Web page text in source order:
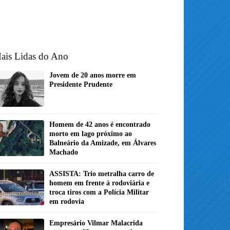
Lidas do Ano
Jovem de 20 anos morre em
Presidente Prudente
Homem de 42 anos é encontrado
morto em lago próximo ao
Balneário da Amizade, em Álvares
Machado
ASSISTA: Trio metralha carro de
homem em frente à rodoviária e
troca tiros com a Polícia Militar
em rodovia
Empresário Vilmar Malacrida